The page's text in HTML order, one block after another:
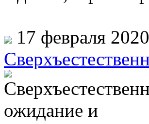
17 февраля 2020